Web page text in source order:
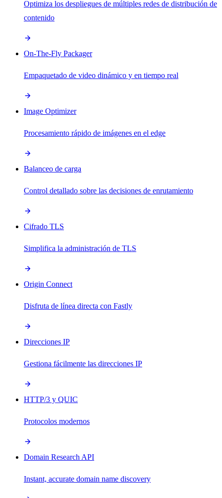
Optimiza los despliegues de múltiples redes de distribución de
contenido
On-The-Fly Packager
Empaquetado de video dinámico y en tiempo real
Image Optimizer
Procesamiento rápido de imágenes en el edge
Balanceo de carga
Control detallado sobre las decisiones de enrutamiento
Cifrado TLS
Simplifica la administración de TLS
Origin Connect
Disfruta de línea directa con Fastly
Direcciones IP
Gestiona fácilmente las direcciones IP
HTTP/3 y QUIC
Protocolos modernos
Domain Research API
Instant, accurate domain name discovery